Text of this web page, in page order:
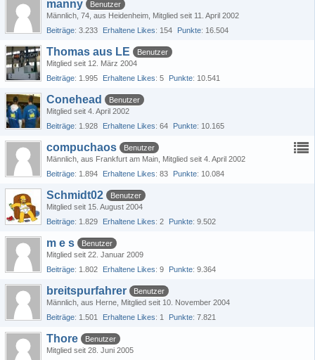
manny
Benutzer
Männlich 74 aus Heidenheim Mitglied seit 11. April 2002
Beiträge 3.233 Erhaltene Likes 154 Punkte 16.504
Thomas aus LE
Benutzer
Mitglied seit 12. März 2004
Beiträge 1.995 Erhaltene Likes 5 Punkte 10.541
Conehead
Benutzer
Mitglied seit 4. April 2002
Beiträge 1.928 Erhaltene Likes 64 Punkte 10.165
compuchaos
Benutzer
Männlich aus Frankfurt am Main Mitglied seit 4. April 2002
Beiträge 1.894 Erhaltene Likes 83 Punkte 10.084
Schmidt02
Benutzer
Mitglied seit 15. August 2004
Beiträge 1.829 Erhaltene Likes 2 Punkte 9.502
m e s
Benutzer
Mitglied seit 22. Januar 2009
Beiträge 1.802 Erhaltene Likes 9 Punkte 9.364
breitspurfahrer
Benutzer
Männlich aus Herne Mitglied seit 10. November 2004
Beiträge 1.501 Erhaltene Likes 1 Punkte 7.821
Thore
Benutzer
Mitglied seit 28. Juni 2005